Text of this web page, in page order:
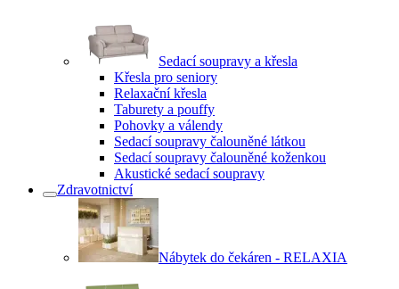
Sedací soupravy a křesla
Křesla pro seniory
Relaxační křesla
Taburety a pouffy
Pohovky a válendy
Sedací soupravy čalouněné látkou
Sedací soupravy čalouněné koženkou
Akustické sedací soupravy
Zdravotnictví
Nábytek do čekáren - RELAXIA